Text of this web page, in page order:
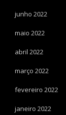
junho 2022
maio 2022
abril 2022
março 2022
fevereiro 2022
janeiro 2022